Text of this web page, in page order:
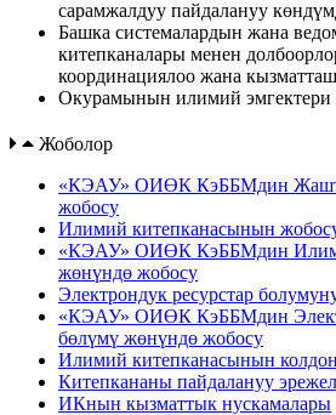
сарамжалдуу пайдалануу
Башка системалардын жана
китепканалары менен
координациялоо жана
Окурамынын илимий эмгектери
Жоболор
«КЭАУ» ОИӨК КэББМдин
жобосу
Илимий китепканасынын
«КЭАУ» ОИӨК КэББМдин
жөнүндө жобосу
Электрондук ресурстар
«КЭАУ» ОИӨК КэББМдин
бөлүмү жөнүндө жобосу
Илимий китепканасынын
Китепкананы пайдалануу
ИКнын кызматтык нускамалары